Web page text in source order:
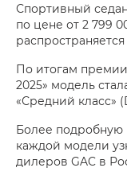
Спортивный седан
по цене от 2 799
По итогам
2025» модель
«Средний класс»
Более
каждой модели
дилеров GAC в